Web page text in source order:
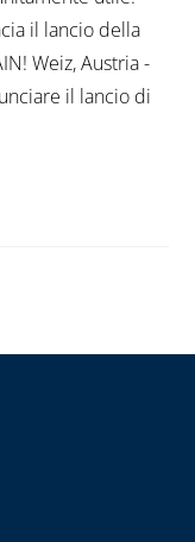
il lancio della
Weiz, Austria -
il lancio di